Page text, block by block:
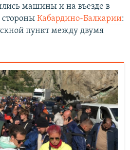
машины и на въезде в
Кабардино-Балкарии:
пункт между двумя